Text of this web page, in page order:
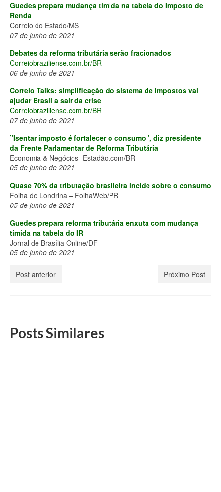
Guedes prepara mudança tímida na tabela do Imposto de
Renda
Correio do Estado/MS
07 de junho de 2021
Debates da reforma tributária serão fracionados
Correiobraziliense.com.br/BR
06 de junho de 2021
Correio Talks: simplificação do sistema de impostos vai
ajudar Brasil a sair da crise
Correiobraziliense.com.br/BR
07 de junho de 2021
”Isentar imposto é fortalecer o consumo”, diz presidente
da Frente Parlamentar de Reforma Tributária
Economia & Negócios -Estadão.com/BR
05 de junho de 2021
Quase 70% da tributação brasileira incide sobre o consumo
Folha de Londrina – FolhaWeb/PR
05 de junho de 2021
Guedes prepara reforma tributária enxuta com mudança
tímida na tabela do IR
Jornal de Brasília Online/DF
05 de junho de 2021
Post anterior Próximo Post
Posts Similares